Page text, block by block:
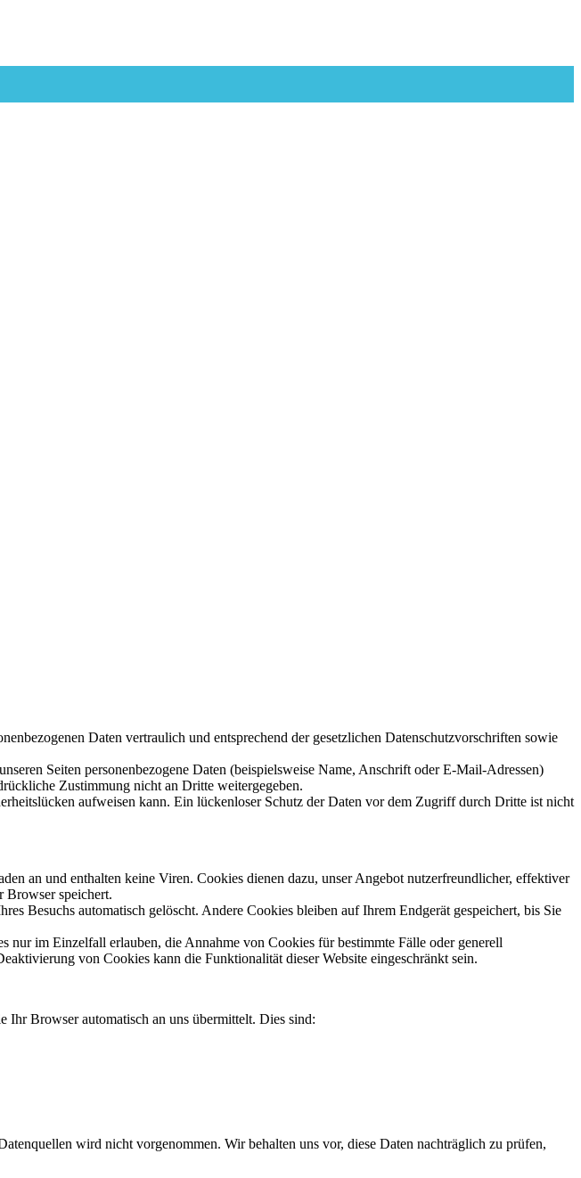
Daten vertraulich und entsprechend der gesetzlichen Datenschutzvorschriften sowie
Seiten personenbezogene Daten (beispielsweise Name, Anschrift oder E-Mail-Adressen)
Zustimmung nicht an Dritte weitergegeben.
aufweisen kann. Ein lückenloser Schutz der Daten vor dem Zugriff durch Dritte ist nicht
an und enthalten keine Viren. Cookies dienen dazu, unser Angebot nutzerfreundlicher, effektiver
Browser speichert.
Besuchs automatisch gelöscht. Andere Cookies bleiben auf Ihrem Endgerät gespeichert, bis Sie
nur im Einzelfall erlauben, die Annahme von Cookies für bestimmte Fälle oder generell
von Cookies kann die Funktionalität dieser Website eingeschränkt sein.
Ihr Browser automatisch an uns übermittelt. Dies sind:
wird nicht vorgenommen. Wir behalten uns vor, diese Daten nachträglich zu prüfen,